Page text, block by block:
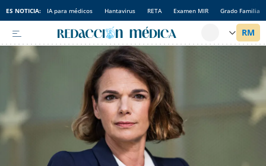
ES NOTICIA: IA para médicos Hantavirus RETA Examen MIR Grado Familia